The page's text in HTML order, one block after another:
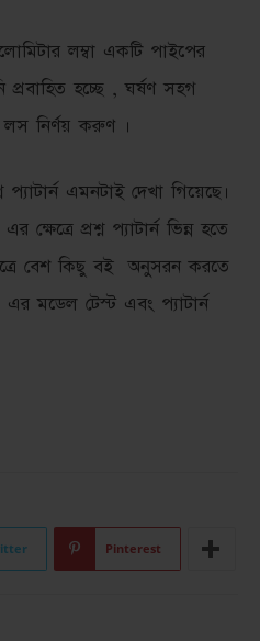
লম্বা একটি পাইপের
হচ্ছে , ঘর্ষণ সহগ
নির্ণয় করুণ ।
এমনটাই দেখা গিয়েছে।
প্রশ্ন প্যাটার্ন ভিন্ন হতে
বেশ কিছু বই অনুসরন করতে
এর মডেল টেস্ট এবং প্যাটার্ন
Pinterest